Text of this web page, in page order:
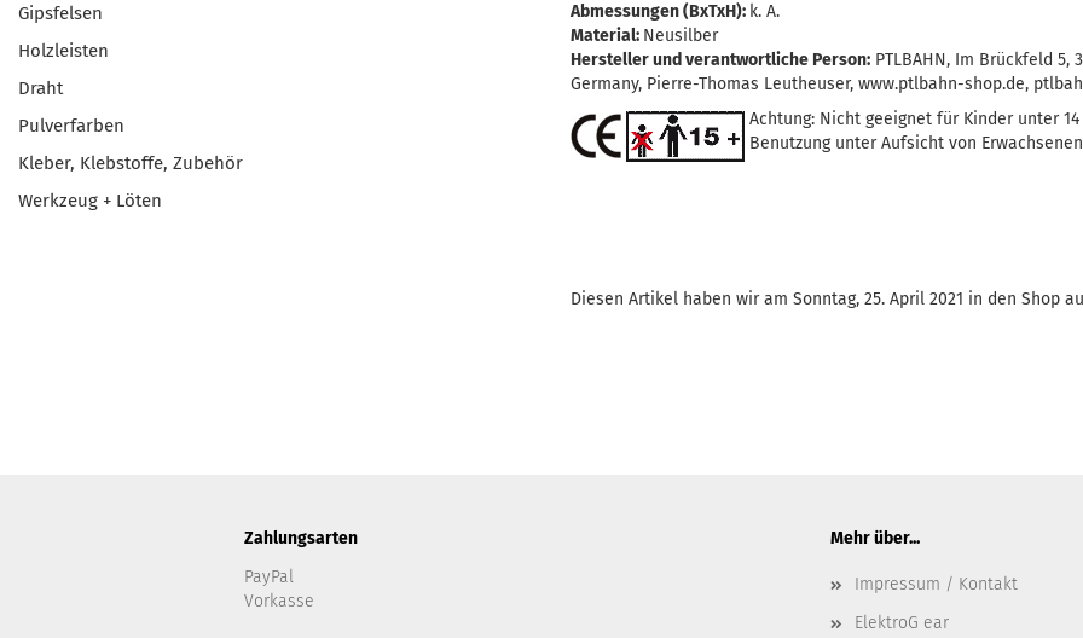
Abmessungen (BxTxH): k. A.
Material: Neusilber
Hersteller und verantwortliche Person:PTLBAHN, Im Brückfeld 5,
Germany, Pierre-Thomas Leutheuser, www.ptlbahn-shop.de,
Achtung: Nicht geeignet für Kinder unter 14
Benutzung unter Aufsicht von
Diesen Artikel haben wir am Sonntag, 25. April 2021 in den Shop
Gipsfelsen
Holzleisten
Draht
Pulverfarben
Kleber, Klebstoffe, Zubehör
Werkzeug + Löten
Zahlungsarten
PayPal
Vorkasse
Mehr über...
Impressum / Kontakt
ElektroG ear